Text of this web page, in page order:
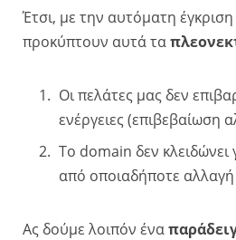
Έτσι, με την αυτόματη
προκύπτουν αυτά τα
Οι πελάτες μας δεν
ενέργειες (επιβεβαίωση
Το domain δεν κλειδώνει
από οποιαδήποτε αλλαγή
Ας δούμε λοιπόν ένα